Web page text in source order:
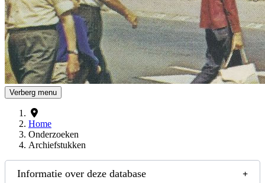
Verberg menu
Home
Onderzoeken
Archiefstukken
Informatie over deze database